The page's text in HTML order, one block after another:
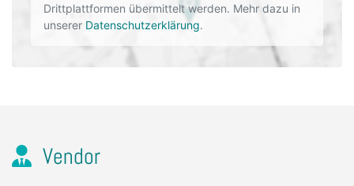
Drittplattformen übermittelt werden. Mehr dazu in
unserer Datenschutzerklärung.
Vendor